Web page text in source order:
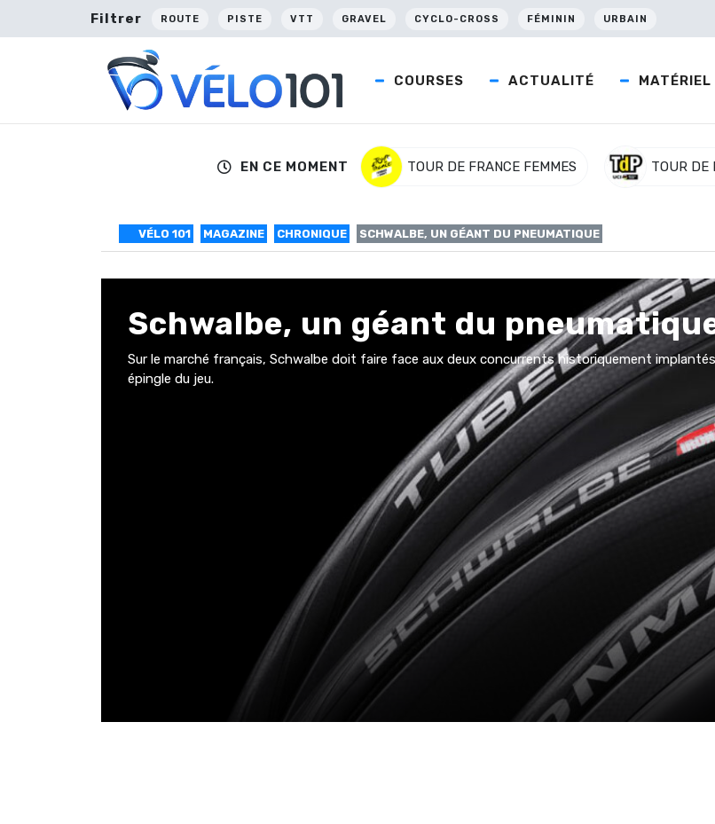
Filtrer ROUTE PISTE VTT GRAVEL CYCLO-CROSS FÉMININ URBAIN
COURSES ACTUALITÉ MATÉRIEL
EN CE MOMENT TOUR DE FRANCE FEMMES TOUR DE
VÉLO 101 MAGAZINE CHRONIQUE SCHWALBE, UN GÉANT DU PNEUMATIQUE
Schwalbe, un géant du
Sur le marché français, Schwalbe doit faire face aux deux concurrents historiquement
épingle du jeu.